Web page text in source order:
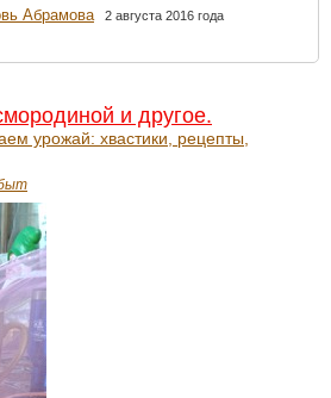
Абрамова 2 августа 2016 года
и другое.
урожай: хвастики, рецепты,